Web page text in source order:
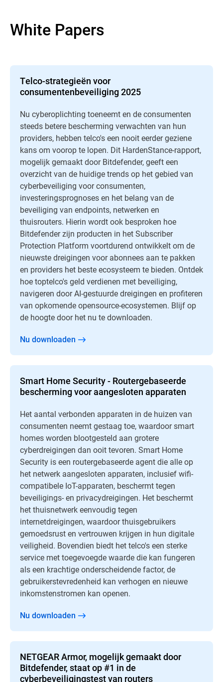
White Papers
Telco-strategieën voor
consumentenbeveiliging 2025
Nu cyberoplichting toeneemt en de consumenten
steeds betere bescherming verwachten van hun
providers, hebben telco's een nooit eerder geziene
kans om voorop te lopen. Dit HardenStance-rapport,
mogelijk gemaakt door Bitdefender, geeft een
overzicht van de huidige trends op het gebied van
cyberbeveiliging voor consumenten,
investeringsprognoses en het belang van de
beveiliging van endpoints, netwerken en
thuisrouters. Hierin wordt ook besproken hoe
Bitdefender zijn producten in het Subscriber
Protection Platform voortdurend ontwikkelt om de
nieuwste dreigingen voor abonnees aan te pakken
en providers het beste ecosysteem te bieden. Ontdek
hoe toptelco's geld verdienen met beveiliging,
navigeren door AI-gestuurde dreigingen en profiteren
van opkomende opensource-ecosystemen. Blijf op
de hoogte door het nu te downloaden.
Nu downloaden
Smart Home Security - Routergebaseerde
bescherming voor aangesloten apparaten
Het aantal verbonden apparaten in de huizen van
consumenten neemt gestaag toe, waardoor smart
homes worden blootgesteld aan grotere
cyberdreigingen dan ooit tevoren. Smart Home
Security is een routergebaseerde agent die alle op
het netwerk aangesloten apparaten, inclusief wifi-
compatibele IoT-apparaten, beschermt tegen
beveiligings- en privacydreigingen. Het beschermt
het thuisnetwerk eenvoudig tegen
internetdreigingen, waardoor thuisgebruikers
gemoedsrust en vertrouwen krijgen in hun digitale
veiligheid. Bovendien biedt het telco's een sterke
service met toegevoegde waarde die kan fungeren
als een krachtige onderscheidende factor, de
gebruikerstevredenheid kan verhogen en nieuwe
inkomstenstromen kan openen.
Nu downloaden
NETGEAR Armor, mogelijk gemaakt door
Bitdefender, staat op #1 in de
cyberbeveiligingstest van routers